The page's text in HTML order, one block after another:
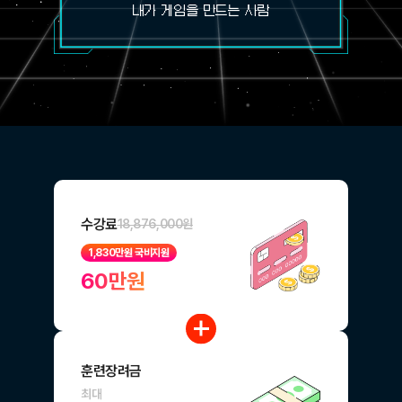
내가 게임을
수강료18,876,000원
1,830만원 국비지원
60만원
훈련장려금
최대